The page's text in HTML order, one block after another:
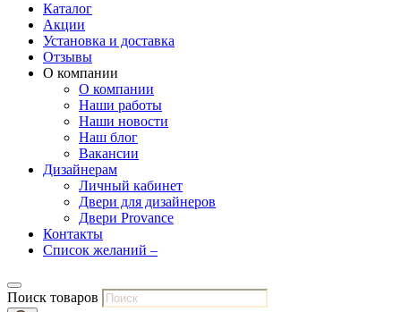
Каталог
Акции
Установка и доставка
Отзывы
О компании
О компании
Наши работы
Наши новости
Наш блог
Вакансии
Дизайнерам
Личный кабинет
Двери для дизайнеров
Двери Provance
Контакты
Список желаний –
Поиск товаров